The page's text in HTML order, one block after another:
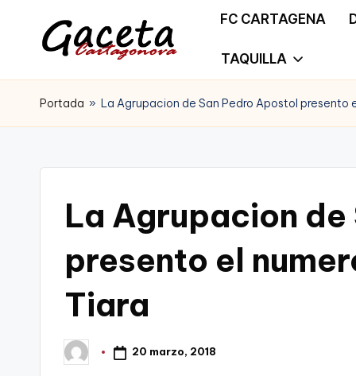
Saltar
al
G
a
e
Gaceta
Cartagonova,
informa
Cartagena,
FC CARTAGENA
TAQUILLA
Portada » La Agrupacion de San Pedro Apostol presento
La Agrupacion
presento el
Tiara
Publicado
por
20 marzo, 2018